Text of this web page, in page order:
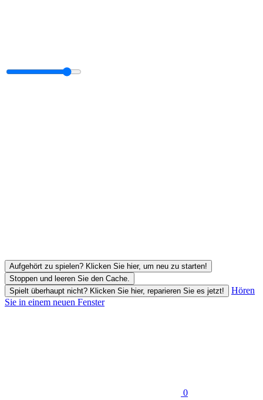
Aufgehört zu spielen? Klicken Sie hier, um neu zu starten!
Stoppen und leeren Sie den Cache.
Spielt überhaupt nicht? Klicken Sie hier, reparieren Sie es jetzt!
Hören
Sie in einem neuen Fenster
0